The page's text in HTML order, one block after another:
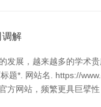
调解
发展，越来越多的学术
题*. 网站名. https://
方网站，频繁更具巨擘